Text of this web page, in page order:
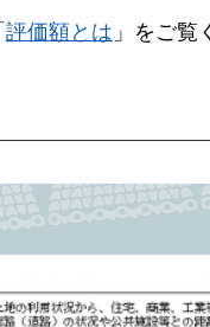
評価額とは 」をご覧